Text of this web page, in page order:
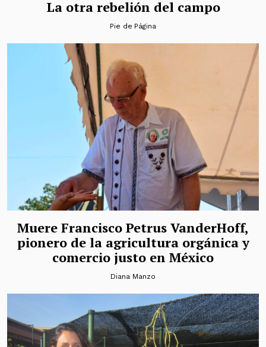
La otra rebelión del campo
Pie de Página
Muere Francisco Petrus VanderHoff,
pionero de la agricultura orgánica y
comercio justo en México
Diana Manzo